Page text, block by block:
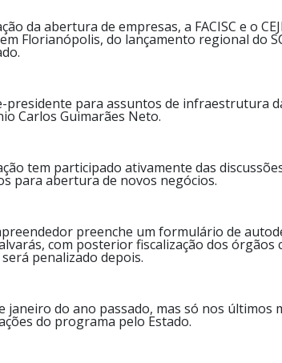
da abertura de empresas, a FACISC e o
Florianópolis, do lançamento regional do
para assuntos de infraestrutura
Carlos Guimarães Neto.
tem participado ativamente das
para abertura de novos negócios.
preenche um formulário de
com posterior fiscalização dos
penalizado depois.
janeiro do ano passado, mas só nos
do programa pelo Estado.